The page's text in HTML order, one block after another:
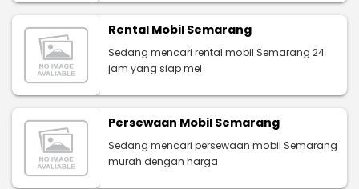
Rental Mobil Semarang
Sedang mencari rental mobil Semarang 24
jam yang siap mel
Persewaan Mobil Semarang
Sedang mencari persewaan mobil Semarang
murah dengan harga